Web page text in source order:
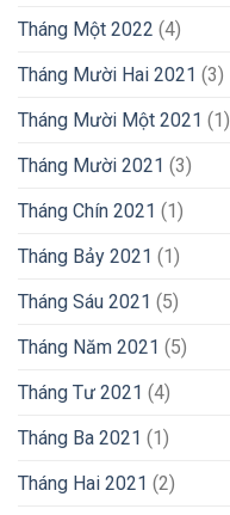
Tháng Một 2022 (4)
Tháng Mười Hai 2021 (3)
Tháng Mười Một 2021 (1)
Tháng Mười 2021 (3)
Tháng Chín 2021 (1)
Tháng Bảy 2021 (1)
Tháng Sáu 2021 (5)
Tháng Năm 2021 (5)
Tháng Tư 2021 (4)
Tháng Ba 2021 (1)
Tháng Hai 2021 (2)